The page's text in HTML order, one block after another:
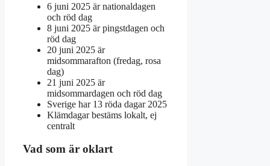
6 juni 2025 är nationaldagen
och röd dag
8 juni 2025 är pingstdagen och
röd dag
20 juni 2025 är
midsommarafton (fredag, rosa
dag)
21 juni 2025 är
midsommardagen och röd dag
Sverige har 13 röda dagar 2025
Klämdagar bestäms lokalt, ej
centralt
Vad som är oklart